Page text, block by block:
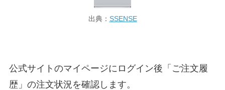
出典： SSENSE
公式サイトのマイページにログイン後「ご注文履
歴」の注文状況を確認します。